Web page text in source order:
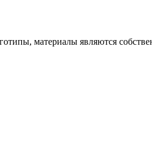
материалы являются